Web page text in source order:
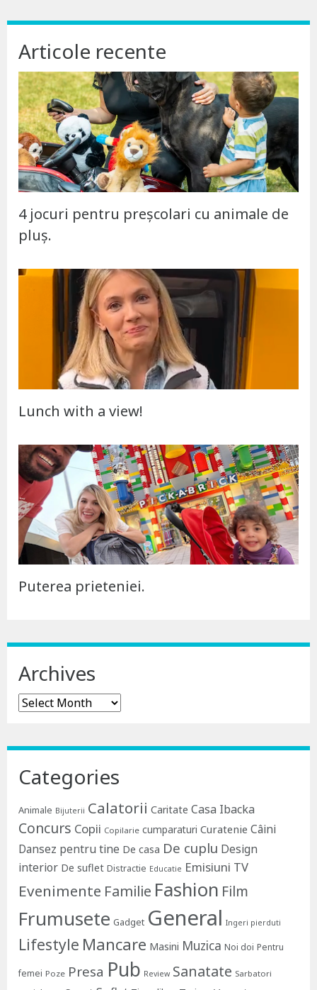
Articole recente
4 jocuri pentru preșcolari cu animale de
pluș.
Lunch with a view!
Puterea prieteniei.
Archives
Archives
Categories
Animale Bijuterii Calatorii Caritate Casa Ibacka
Concurs Copii Copilarie cumparaturi Curatenie Câini
Dansez pentru tine De casa De cuplu Design
interior De suflet Distractie Educatie Emisiuni TV
Evenimente Familie Fashion Film
Frumusete Gadget General Ingeri pierduti
Lifestyle Mancare Masini Muzica Noi doi Pentru
femei Poze Presa Pub Review Sanatate Sarbatori